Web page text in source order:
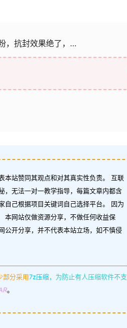
，抗封效果绝了，…
本站赞同其观点和对其真实性负责。 互联
，无法一对一教学指导，每篇文章内都含
自己根据项目关键词自己选择平台。 因为
本网站仅做资源分享，不做任何收益保
公开分享，并不代表本站立场，如不慎侵
部分采用7z压缩， 为防止有人压缩软件不支
。